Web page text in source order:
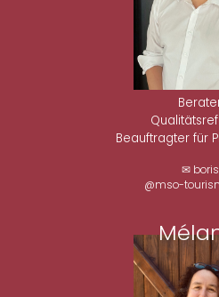
Beauftragter für
✉ boris
@mso-